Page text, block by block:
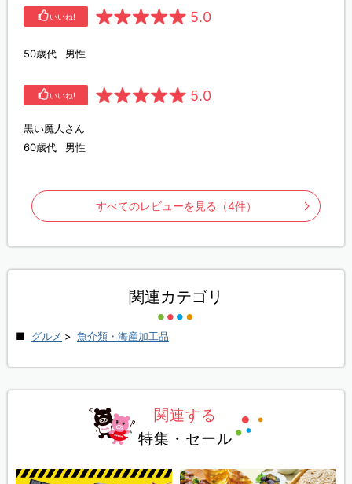
いいね! 5.0
50歳代 男性
いいね! 5.0
黒い魔人さん
60歳代
男性
すべてのレビューを見る（4件）
関連カテゴリ
グルメ > 魚介類・海産加工品
関連する
特集・セール